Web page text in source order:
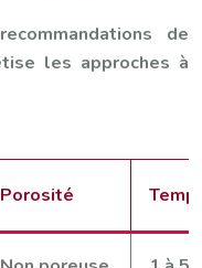
de
les approches à
Porosité